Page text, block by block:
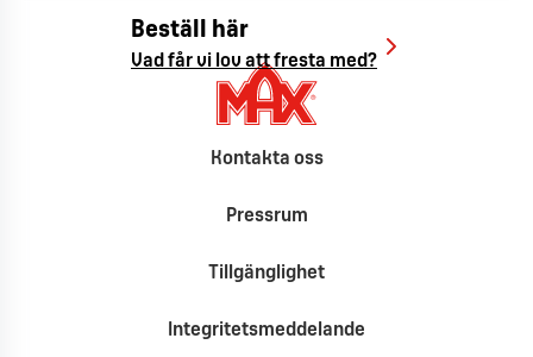
Beställ här
Vad får vi lov att fresta med?
Kontakta oss
Pressrum
Tillgänglighet
Integritetsmeddelande